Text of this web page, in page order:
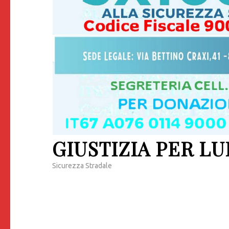
GIUSTIZIA PER
Sicurezza Stradale